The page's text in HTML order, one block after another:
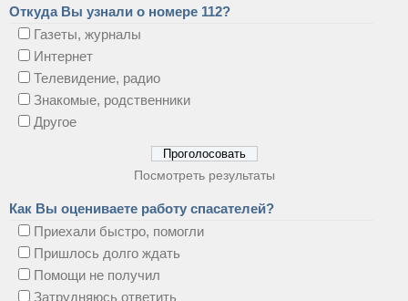
Откуда Вы узнали о номере 112?
Газеты, журналы
Интернет
Телевидение, радио
Знакомые, родственники
Другое
Посмотреть результаты
Как Вы оцениваете работу спасателей?
Приехали быстро, помогли
Пришлось долго ждать
Помощи не получил
Затрудняюсь ответить